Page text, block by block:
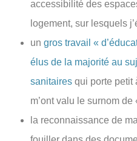
accessibilité des
logement, sur lesquels
un gros travail «
élus de la majorité au
sanitaires qui porte petit
m’ont valu le surnom
la reconnaissance de